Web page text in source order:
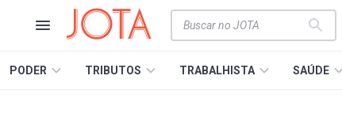
PODER TRIBUTOS TRABALHISTA SAÚDE